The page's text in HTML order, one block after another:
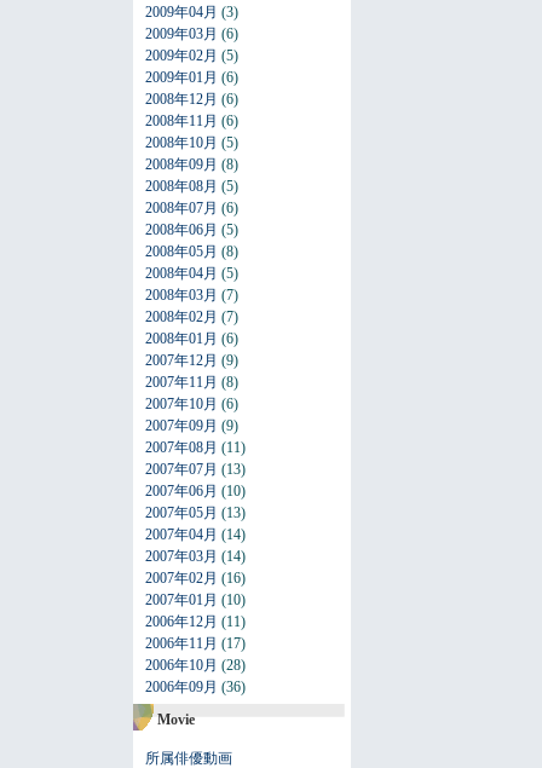
2009年04月 (3)
2009年03月 (6)
2009年02月 (5)
2009年01月 (6)
2008年12月 (6)
2008年11月 (6)
2008年10月 (5)
2008年09月 (8)
2008年08月 (5)
2008年07月 (6)
2008年06月 (5)
2008年05月 (8)
2008年04月 (5)
2008年03月 (7)
2008年02月 (7)
2008年01月 (6)
2007年12月 (9)
2007年11月 (8)
2007年10月 (6)
2007年09月 (9)
2007年08月 (11)
2007年07月 (13)
2007年06月 (10)
2007年05月 (13)
2007年04月 (14)
2007年03月 (14)
2007年02月 (16)
2007年01月 (10)
2006年12月 (11)
2006年11月 (17)
2006年10月 (28)
2006年09月 (36)
Movie
所属俳優動画